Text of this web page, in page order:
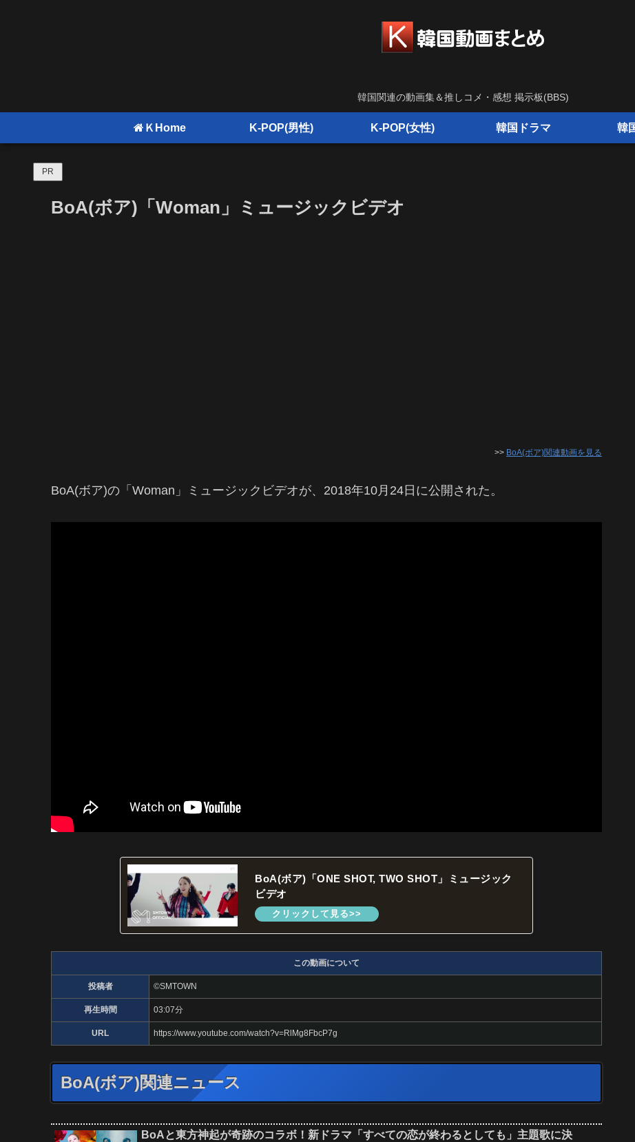
韓国関連の動画集＆推しコメ・感想 掲示板(BBS)
ＫHome K-POP(男性) K-POP(女性) 韓国ドラマ 韓
PR
BoA(ボア)「Woman」ミュージックビデオ
>> BoA(ボア)関連動画を見る
BoA(ボア)の「Woman」ミュージックビデオが、2018年10月24日に公開された。
BoA(ボア)「ONE SHOT, TWO SHOT」ミュージック
ビデオ
この動画について
投稿者 ©SMTOWN
再生時間 03:07分
URL https://www.youtube.com/watch?v=RlMg8FbcP7g
BoA(ボア)関連ニュース
BoAと東方神起が奇跡のコラボ！新ドラマ「すべての恋が終わるとしても」主題歌に決